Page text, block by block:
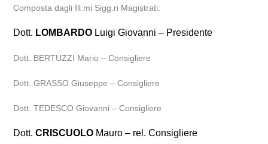
Composta dagli Ill.mi Sigg.ri Magistrati:
Dott. LOMBARDO Luigi Giovanni – Presidente
Dott. BERTUZZI Mario – Consigliere
Dott. GRASSO Giuseppe – Consigliere
Dott. TEDESCO Giovanni – Consigliere
Dott.CRISCUOLO Mauro – rel. Consigliere